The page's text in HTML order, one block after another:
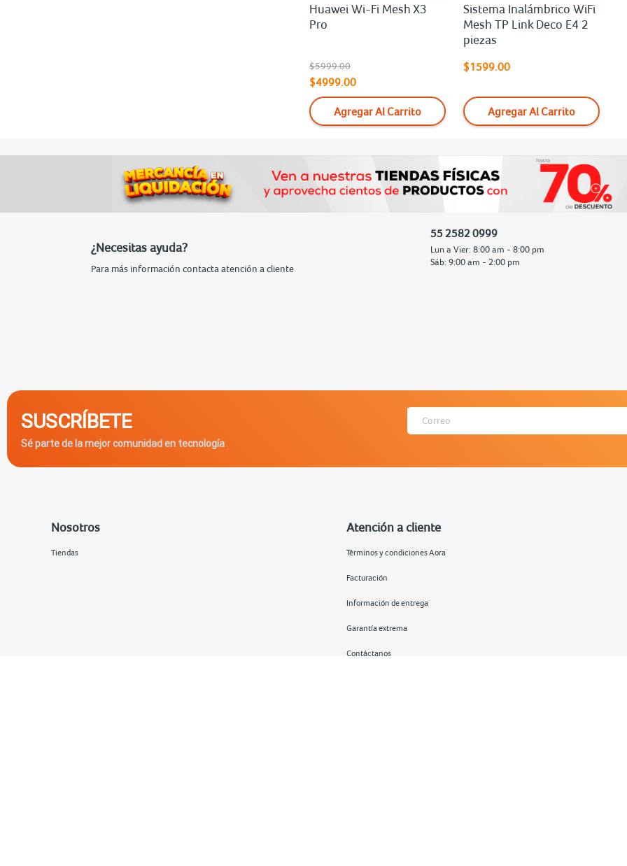
Huawei Wi-Fi Mesh X3
Pro
$5999.00
$4999.00
Agregar Al Carrito
Sistema Inalámbrico WiFi
Mesh TP Link Deco E4 2
piezas
$1599.00
Agregar Al Carrito
¿Necesitas ayuda?
Para más información contacta atención a cliente
55 2582 0999
Lun a Vier: 8:00 am - 8:00 pm
Sáb: 9:00 am - 2:00 pm
SUSCRÍBETE
Sé parte de la mejor comunidad en tecnología
Nosotros
Tiendas
Atención a cliente
Términos y condiciones Aora
Facturación
Información de entrega
Garantía extrema
Contáctanos